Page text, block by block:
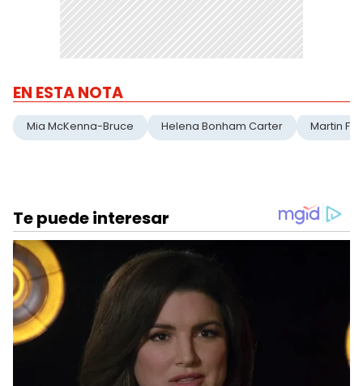
EN ESTA NOTA
Mia McKenna-Bruce Helena Bonham Carter Martin